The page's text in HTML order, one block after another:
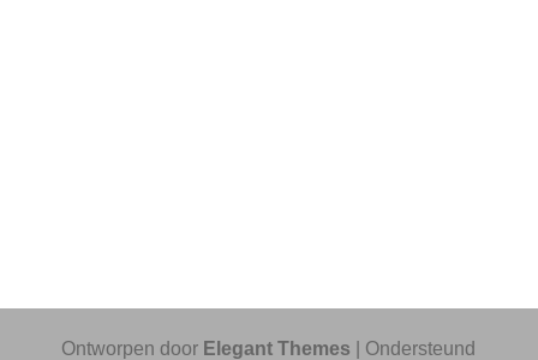
Ontworpen door Elegant Themes | Ondersteund